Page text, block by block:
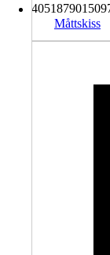
Måttskiss